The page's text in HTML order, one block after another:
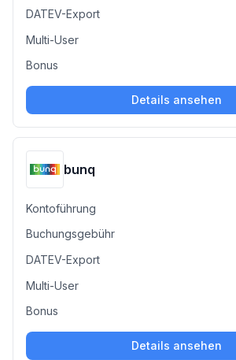
DATEV-Export
Multi-User
Bonus
Details ansehen
bunq
Kontoführung
Buchungsgebühr
DATEV-Export
Multi-User
Bonus
Details ansehen